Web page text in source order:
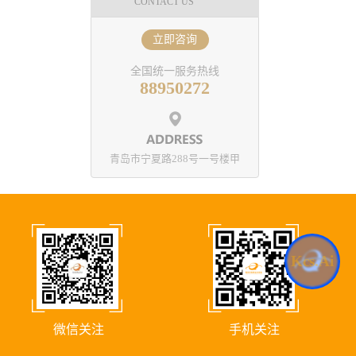
立即咨询
全国统一服务热线
88950272
青岛市宁夏路288号一号楼甲
微信关注 手机关注
Kcs.Ai